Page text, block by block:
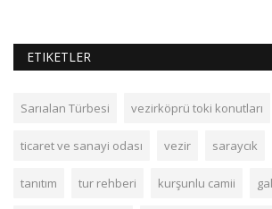
ETIKETLER
Sarıalan Türbesi vezirköprü toki konutları
ticaret ve sanayi odası vezir saraycık
tanıtım tur rehberi kurşunlu camii